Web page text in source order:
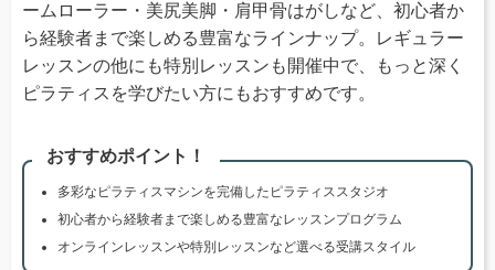
ームローラー・美尻美脚・肩甲骨はがしなど、初心者か
ら経験者まで楽しめる豊富なラインナップ。レギュラー
レッスンの他にも特別レッスンも開催中で、もっと深く
ピラティスを学びたい方にもおすすめです。
おすすめポイント！
多彩なピラティスマシンを完備したピラティススタジオ
初心者から経験者まで楽しめる豊富なレッスンプログラム
オンラインレッスンや特別レッスンなど選べる受講スタイル